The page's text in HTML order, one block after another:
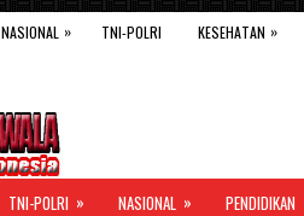
NASIONAL » TNI-POLRI KESEHATAN »
TNI-POLRI » NASIONAL » PENDIDIKAN